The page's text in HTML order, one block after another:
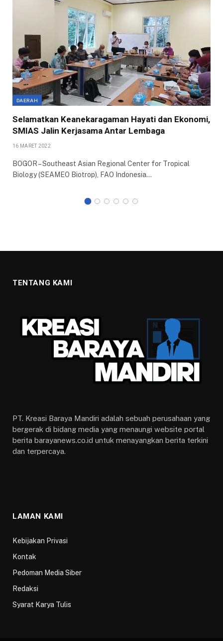
DAERAH
Selamatkan Keanekaragaman Hayati dan Ekonomi,
SMIAS Jalin Kerjasama Antar Lembaga
16 MARET 2022
BOGOR – Southeast Asian Regional Center for Tropical
Biology (SEAMEO Biotrop), FAO Indonesia…
TENTANG KAMI
PT. Kreasi Baraya Mandiri adalah sebuah perusahaan yang
bergerak di bidang media yang menaungi website portal
berita barayanews.co.id untuk menayangkan berita terkini
dan terpercaya.
LAMAN KAMI
Kebijakan Privasi
Kontak
Pedoman Media Siber
Redaksi
Syarat Karya Tulis